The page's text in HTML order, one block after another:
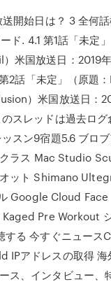
開始日は？ 3 全何
ド. 4.1 第1話「未定
米国放送日：2019
2話「未定」（原題
）米国放送日：
スレッドは過去ログ
スン9宿題5.6 ブロ
ラス Mac Studio
ット Shimano
Google Cloud Face
Pre Workout
する 今すぐニュース
IPアドレスの取得 海
ス、インタビュー、